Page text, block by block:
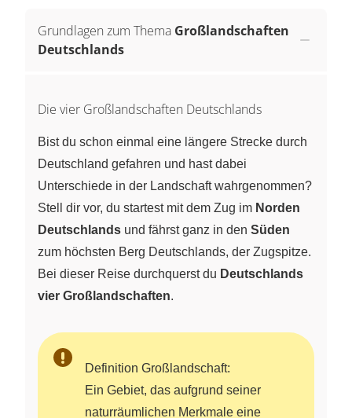
Grundlagen zum Thema Großlandschaften
Deutschlands
Die vier Großlandschaften Deutschlands
Bist du schon einmal eine längere Strecke durch
Deutschland gefahren und hast dabei
Unterschiede in der Landschaft wahrgenommen?
Stell dir vor, du startest mit dem Zug im Norden
Deutschlands und fährst ganz in den Süden
zum höchsten Berg Deutschlands, der Zugspitze.
Bei dieser Reise durchquerst du Deutschlands
vier Großlandschaften.
Definition Großlandschaft:
Ein Gebiet, das aufgrund seiner
naturräumlichen Merkmale eine